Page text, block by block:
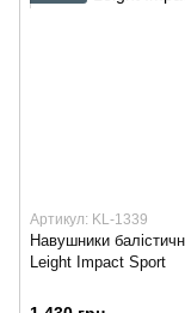
Артикул: KL-1339
Навушники
Leight Impact Sport